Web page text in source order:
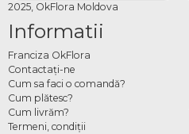
2025, OkFlora Moldova
Informatii
Franciza OkFlora
Contactaţi-ne
Cum sa faci o comandă?
Cum plătesc?
Cum livrăm?
Termeni, condiţii